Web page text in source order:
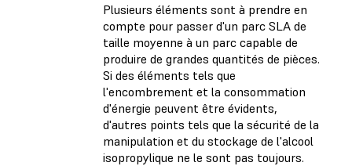
Plusieurs éléments sont à prendre en
compte pour passer d'un parc SLA de
taille moyenne à un parc capable de
produire de grandes quantités de pièces.
Si des éléments tels que
l'encombrement et la consommation
d'énergie peuvent être évidents,
d'autres points tels que la sécurité de la
manipulation et du stockage de l'alcool
isopropylique ne le sont pas toujours.